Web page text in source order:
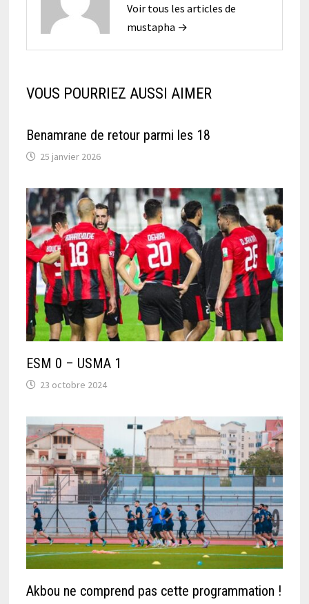
Voir tous les articles de
mustapha →
VOUS POURRIEZ AUSSI AIMER
Benamrane de retour parmi les 18
25 janvier 2026
ESM 0 – USMA 1
23 octobre 2024
Akbou ne comprend pas cette programmation !